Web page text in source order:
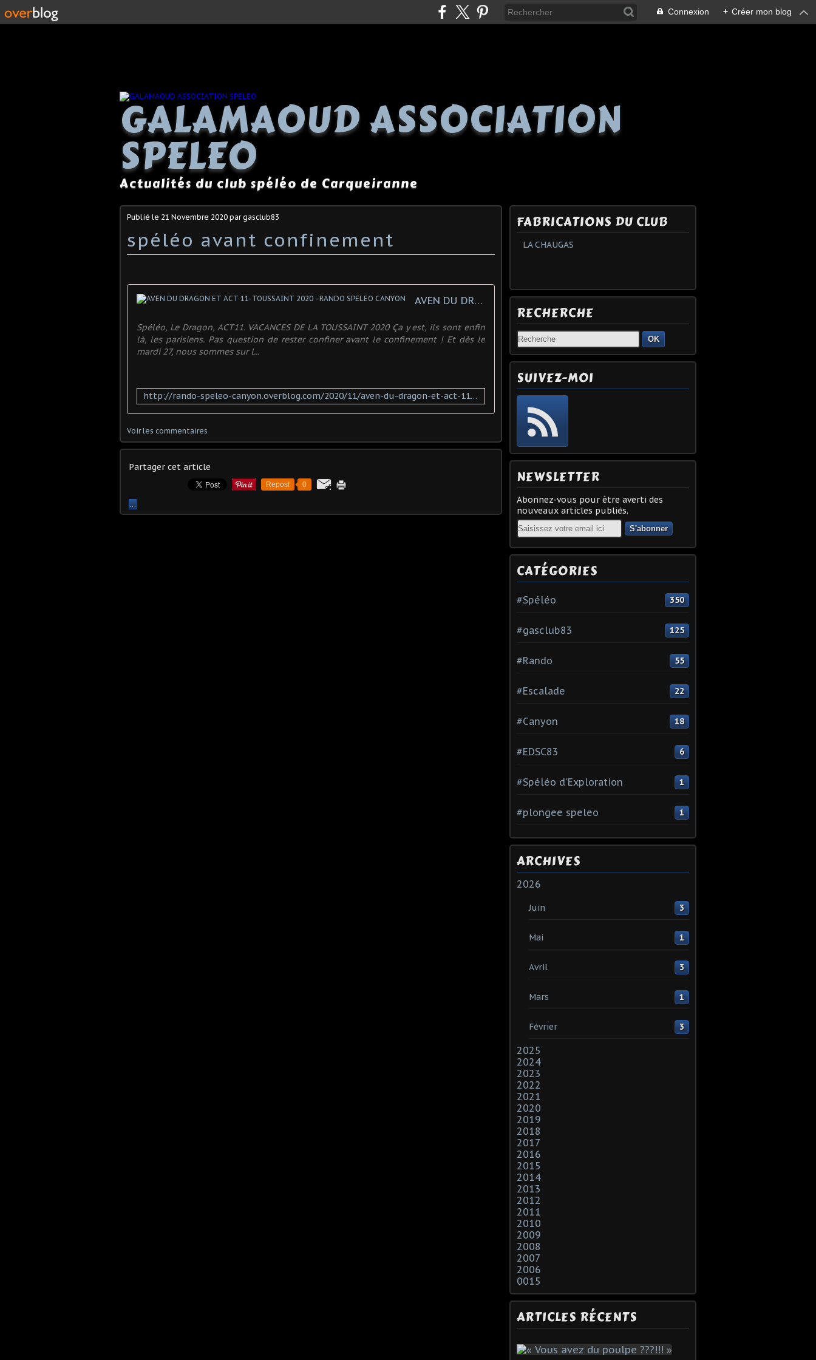
Connexion + Créer mon blog
GALAMAOUD ASSOCIATION
SPELEO
Actualités du club spéléo de Carqueiranne
Publié le 21 Novembre 2020 par gasclub83
spéléo avant confinement
AVEN DU DRAGON ET ACT 11-TOUSSAINT 2020 - RANDO SPELEO CANYON
Spéléo, Le Dragon, ACT11. VACANCES DE LA TOUSSAINT 2020 Ça y est, ils sont enfin
là, les parisiens. Pas question de rester confiner avant le confinement ! Et dès le
mardi 27, nous sommes sur l...
http://rando-speleo-canyon.overblog.com/2020/11/aven-du-dragon-et-act-11.html
Voir les commentaires
Partager cet article
Repost 0
…
FABRICATIONS DU CLUB
LA CHAUGAS
RECHERCHE
OK
SUIVEZ-MOI
NEWSLETTER
Abonnez-vous pour être averti des
nouveaux articles publiés.
Email
CATÉGORIES
#Spéléo 350
#gasclub83 125
#Rando 55
#Escalade 22
#Canyon 18
#EDSC83 6
#Spéléo d'Exploration 1
#plongee speleo 1
ARCHIVES
2026
Juin 3
Mai 1
Avril 3
Mars 1
Février 3
2025
2024
2023
2022
2021
2020
2019
2018
2017
2016
2015
2014
2013
2012
2011
2010
2009
2008
2007
2006
0015
ARTICLES RÉCENTS